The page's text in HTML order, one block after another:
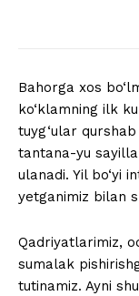
Bahorga xos
ko‘klamning ilk
tuyg‘ular
tantana-yu
ulanadi. Yil bo‘yi
yetganimiz bilan
Qadriyatlarimiz,
sumalak
tutinamiz. Ayni